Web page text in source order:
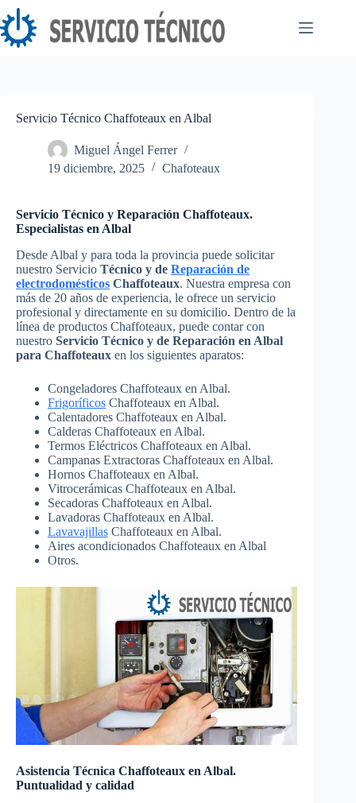
Saltar
al
contenido
Servicio Técnico Chaffoteaux en Albal
Miguel Ángel Ferrer
19 diciembre, 2025
Chafoteaux
Servicio Técnico y Reparación Chaffoteaux.
Especialistas en Albal
Desde Albal y para toda la provincia puede solicitar
nuestro Servicio Técnico y de Reparación de
electrodomésticos Chaffoteaux. Nuestra empresa con
más de 20 años de experiencia, le ofrece un servicio
profesional y directamente en su domicilio. Dentro de la
línea de productos Chaffoteaux, puede contar con
nuestro Servicio Técnico y de Reparación en Albal
para Chaffoteaux en los siguientes aparatos:
Congeladores Chaffoteaux en Albal.
Frigoríficos Chaffoteaux en Albal.
Calentadores Chaffoteaux en Albal.
Calderas Chaffoteaux en Albal.
Termos Eléctricos Chaffoteaux en Albal.
Campanas Extractoras Chaffoteaux en Albal.
Hornos Chaffoteaux en Albal.
Vitrocerámicas Chaffoteaux en Albal.
Secadoras Chaffoteaux en Albal.
Lavadoras Chaffoteaux en Albal.
Lavavajillas Chaffoteaux en Albal.
Aires acondicionados Chaffoteaux en Albal
Otros.
Asistencia Técnica Chaffoteaux en Albal.
Puntualidad y calidad